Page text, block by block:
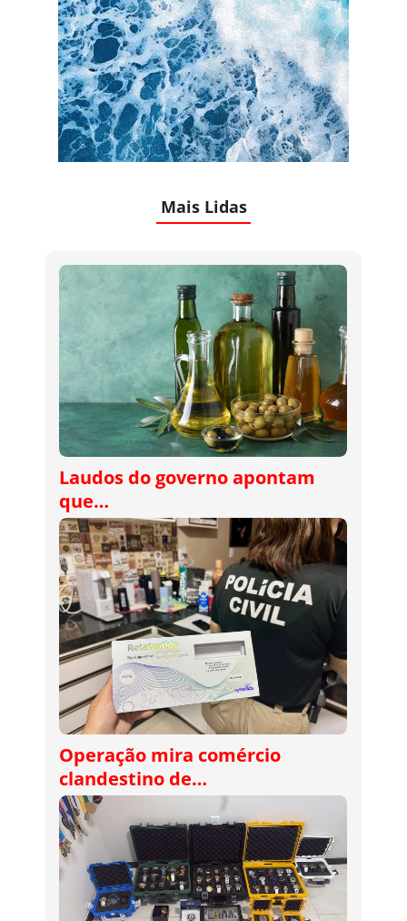
Mais Lidas
Laudos do governo apontam
que…
Operação mira comércio
clandestino de…